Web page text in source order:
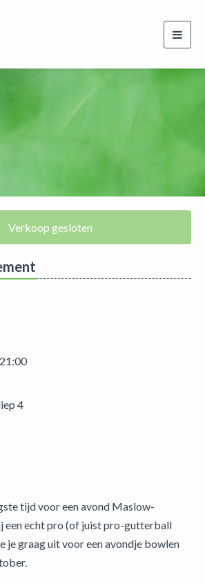
Verkoop gesloten
4
tijd voor een avond Maslow-
een echt pro (of juist pro-gutterball
je graag uit voor een avondje bowlen